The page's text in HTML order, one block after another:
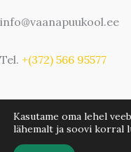
info@vaanapuukool.ee
Tel. +(372) 566 95577
Kasutame oma lehel
lähemalt ja soovi korral